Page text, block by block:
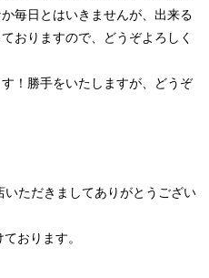
毎日とはいきませんが、出来る
おりますので、どうぞよろしく
！勝手をいたしますが、どうぞ
ただきましてありがとうござい
おります。